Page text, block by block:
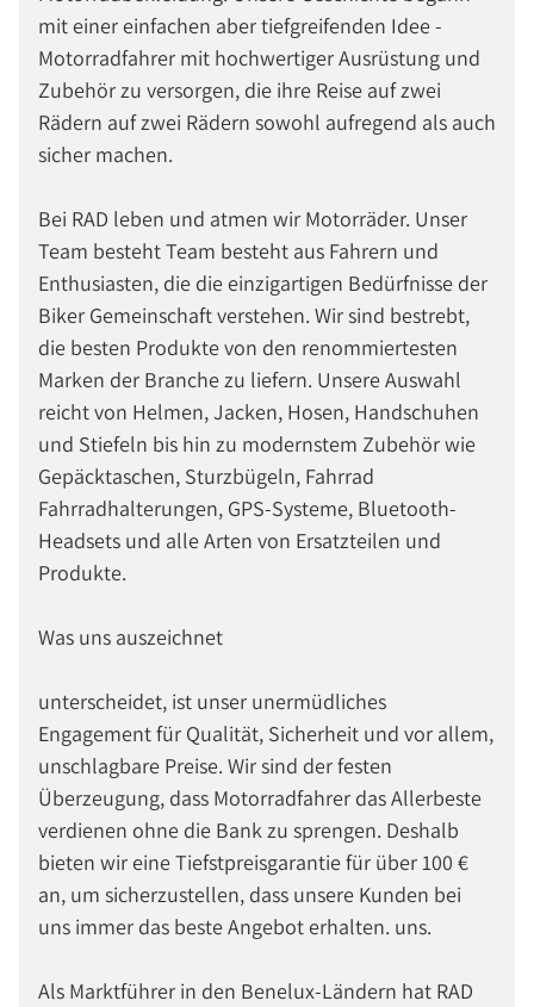
mit einer einfachen aber tiefgreifenden Idee -
Motorradfahrer mit hochwertiger Ausrüstung und
Zubehör zu versorgen, die ihre Reise auf zwei
Rädern auf zwei Rädern sowohl aufregend als auch
sicher machen.
Bei RAD leben und atmen wir Motorräder. Unser
Team besteht Team besteht aus Fahrern und
Enthusiasten, die die einzigartigen Bedürfnisse der
Biker Gemeinschaft verstehen. Wir sind bestrebt,
die besten Produkte von den renommiertesten
Marken der Branche zu liefern. Unsere Auswahl
reicht von Helmen, Jacken, Hosen, Handschuhen
und Stiefeln bis hin zu modernstem Zubehör wie
Gepäcktaschen, Sturzbügeln, Fahrrad
Fahrradhalterungen, GPS-Systeme, Bluetooth-
Headsets und alle Arten von Ersatzteilen und
Produkte.
Was uns auszeichnet
unterscheidet, ist unser unermüdliches
Engagement für Qualität, Sicherheit und vor allem,
unschlagbare Preise. Wir sind der festen
Überzeugung, dass Motorradfahrer das Allerbeste
verdienen ohne die Bank zu sprengen. Deshalb
bieten wir eine Tiefstpreisgarantie für über 100 €
an, um sicherzustellen, dass unsere Kunden bei
uns immer das beste Angebot erhalten. uns.
Als Marktführer in den Benelux-Ländern hat RAD